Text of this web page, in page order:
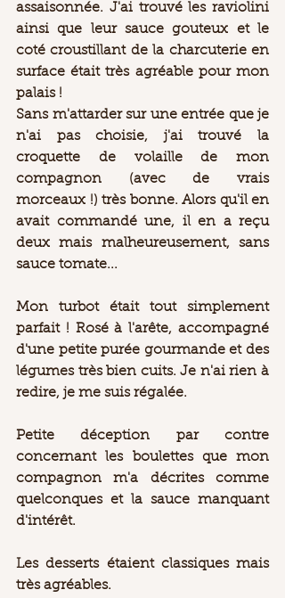
assaisonnée. J'ai trouvé les raviolini
ainsi que leur sauce gouteux et le
coté croustillant de la charcuterie en
surface était très agréable pour mon
palais !
Sans m'attarder sur une entrée que je
n'ai pas choisie, j'ai trouvé la
croquette de volaille de mon
compagnon (avec de vrais
morceaux !) très bonne. Alors qu'il en
avait commandé une, il en a reçu
deux mais malheureusement, sans
sauce tomate...
Mon turbot était tout simplement
parfait ! Rosé à l'arête, accompagné
d'une petite purée gourmande et des
légumes très bien cuits. Je n'ai rien à
redire, je me suis régalée.
Petite déception par contre
concernant les boulettes que mon
compagnon m'a décrites comme
quelconques et la sauce manquant
d'intérêt.
Les desserts étaient classiques mais
très agréables.